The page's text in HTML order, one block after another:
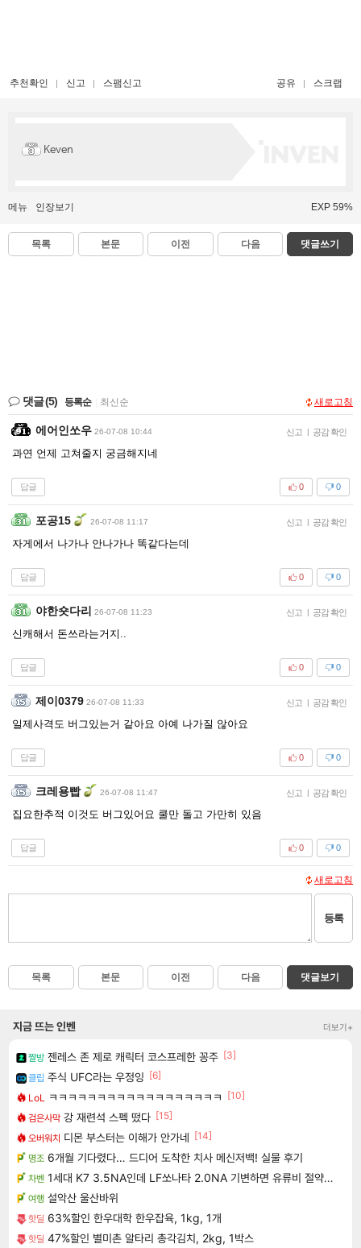
추천확인 신고 스팸신고 공유 스크랩
Keven
메뉴 인장보기 EXP 59%
목록 본문 이전 다음 댓글쓰기
댓글(5) 등록순 최신순 새로고침
에어인쏘우 26-07-08 10:44 신고 | 공감 확인
과연 언제 고쳐줄지 궁금해지네
답글 0
0
포공15 26-07-08 11:17 신고 | 공감 확인
자게에서 나가나 안나가나 똑같다는데
답글 0
0
야한숏다리 26-07-08 11:23 신고 | 공감 확인
신캐해서 돈쓰라는거지..
답글 0
0
제이0379 26-07-08 11:33 신고 | 공감 확인
일제사격도 버그있는거 같아요 아예 나가질 않아요
답글 0
0
크레용빱 26-07-08 11:47 신고 | 공감 확인
집요한추적 이것도 버그있어요 쿨만 돌고 가만히 있음
답글 0
0
새로고침
등록
목록 본문 이전 다음 댓글보기
지금 뜨는 인벤 더보기+
짤방 젠레스 존 제로 캐릭터 코스프레한 꽁주 [3]
클립 주식 UFC라는 우정잉 [6]
LoL
ㅋㅋㅋㅋㅋㅋㅋㅋㅋㅋㅋㅋㅋㅋㅋㅋㅋㅋ [10]
검은사막 강 재련석 스펙 떴다 [15]
오버워치 디몬 부스터는 이해가 안가네 [14]
명조 6개월 기다렸다… 드디어 도착한 치사 메신저백! 실물 후기
차벤 1세대 K7 3.5NA인데 LF쏘나타 2.0NA 기변하면 유류비 절약이 얼마나 될까요..?
여행 설악산 울산바위
핫딜 63%할인 한우대학 한우잡육, 1kg, 1개
핫딜 47%할인 별미촌 알타리 총각김치, 2kg, 1박스